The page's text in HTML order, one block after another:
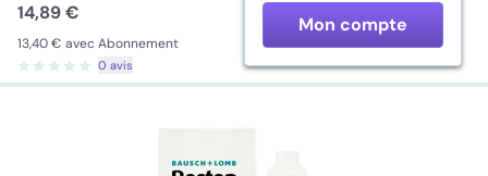
Mon compte
14,89 €
13,40 € avec Abonnement
0 avis